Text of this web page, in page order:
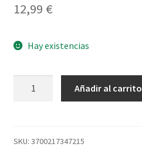
12,99 €
Hay existencias
Añadir al carrito
SKU: 3700217347215